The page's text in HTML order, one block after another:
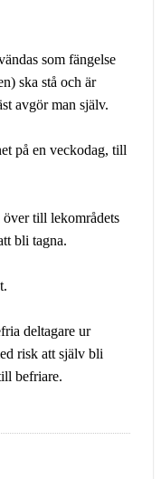
som fängelse
ska stå och är
avgör man själv.
på en veckodag, till
över till lekområdets
bli tagna.
deltagare ur
risk att själv bli
befriare.